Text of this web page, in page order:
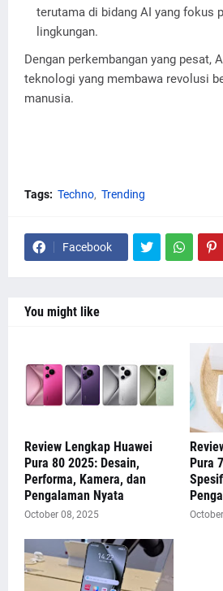
terutama di bidang AI yang fokus
lingkungan.
Dengan perkembangan yang pesat,
teknologi yang membawa revolusi
manusia.
Tags: Techno Trending
Facebook
You might like
Review Lengkap Huawei
Pura 80 2025: Desain,
Performa, Kamera, dan
Pengalaman Nyata
October 08, 2025
Pura